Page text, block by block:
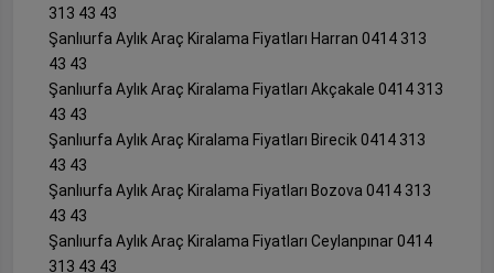
313 43 43
Şanlıurfa Aylık Araç Kiralama Fiyatları Harran 0414 313
43 43
Şanlıurfa Aylık Araç Kiralama Fiyatları Akçakale 0414 313
43 43
Şanlıurfa Aylık Araç Kiralama Fiyatları Birecik 0414 313
43 43
Şanlıurfa Aylık Araç Kiralama Fiyatları Bozova 0414 313
43 43
Şanlıurfa Aylık Araç Kiralama Fiyatları Ceylanpınar 0414
313 43 43